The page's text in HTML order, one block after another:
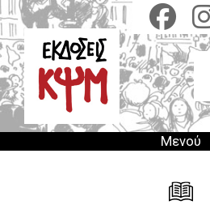
Παράκαμψη
προς
το
κυρίως
περιεχόμενο
Μενού